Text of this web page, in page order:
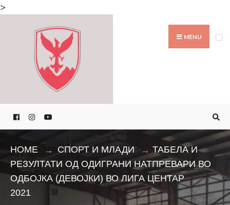
>
MENU
HOME СПОРТ И МЛАДИ
ТАБЕЛА И
РЕЗУЛТАТИ ОД ОДИГРАНИ НАТПРЕВАРИ ВО
ОДБОЈКА (ДЕВОЈКИ) ВО ЛИГА ЦЕНТАР
2021